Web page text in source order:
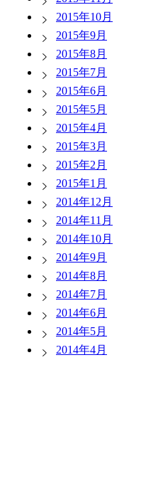
2015年10月
2015年9月
2015年8月
2015年7月
2015年6月
2015年5月
2015年4月
2015年3月
2015年2月
2015年1月
2014年12月
2014年11月
2014年10月
2014年9月
2014年8月
2014年7月
2014年6月
2014年5月
2014年4月